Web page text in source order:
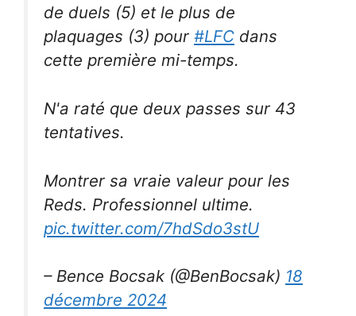
de duels (5) et le plus de
plaquages ​​(3) pour #LFC dans
cette première mi-temps.
N'a raté que deux passes sur 43
tentatives.
Montrer sa vraie valeur pour les
Reds. Professionnel ultime.
pic.twitter.com/7hdSdo3stU
– Bence Bocsak (@BenBocsak) 18
décembre 2024